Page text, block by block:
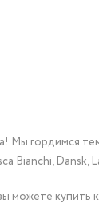
Мы гордимся
Bianchi, Dansk,
можете